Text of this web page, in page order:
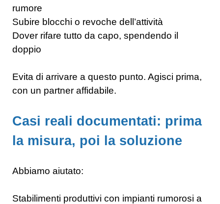
rumore
Subire blocchi o revoche dell’attività
Dover rifare tutto da capo, spendendo il
doppio
Evita di arrivare a questo punto. Agisci prima,
con un partner affidabile.
Casi reali documentati: prima
la misura, poi la soluzione
Abbiamo aiutato:
Stabilimenti produttivi con impianti rumorosi a